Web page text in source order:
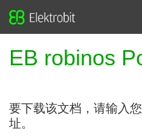
Elektrobit
EB robinos
要下载该文档，请输入
址。